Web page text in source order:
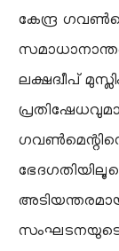
കേന്ദ്ര
ലക്ഷദ്വീപ്
സംഘടനയുടെ